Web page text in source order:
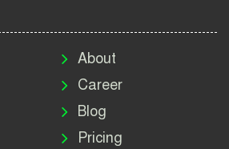
নিয়োগ বিজ্ঞপ্তি ২০২৬ | DNC
Job Circular 2026
পাসপোর্ট করতে কি কি লাগে
২০২৬ | ই-পাসপোর্ট আবেদন ও
About
Career
Blog
Pricing